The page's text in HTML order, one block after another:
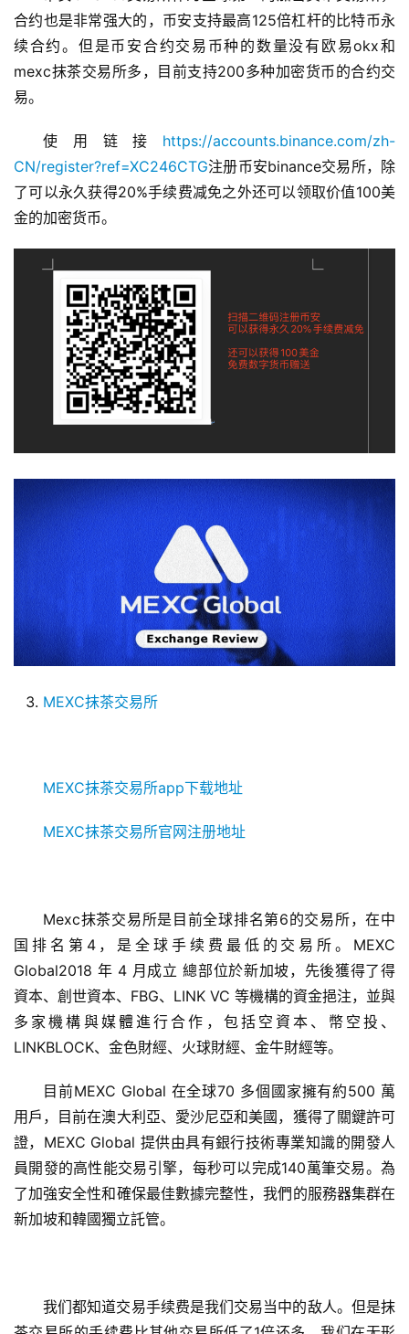
币
圈
行
合约也是非常强大的，币安支持最高125倍杠杆的比特币永
续合约。但是币安合约交易币种的数量没有欧易okx和
mexc抹茶交易所多，目前支持200多种加密货币的合约交
易。
使用链接 https://accounts.binance.com/zh-
CN/register?ref=XC246CTG注册币安binance交易所，除
了可以永久获得20%手续费减免之外还可以领取价值100美
金的加密货币。
MEXC抹茶交易所
MEXC抹茶交易所app下载地址
MEXC抹茶交易所官网注册地址
Mexc抹茶交易所是目前全球排名第6的交易所，在中
国排名第4，是全球手续费最低的交易所。MEXC
Global2018 年 4 月成立 總部位於新加坡，先後獲得了得
資本、創世資本、FBG、LINK VC 等機構的資金挹注，並與
多家機構與媒體進行合作，包括空資本、幣空投、
LINKBLOCK、金色財經、火球財經、金牛財經等。
目前MEXC Global 在全球70 多個國家擁有約500 萬
用戶，目前在澳大利亞、愛沙尼亞和美國，獲得了關鍵許可
證，MEXC Global 提供由具有銀行技術專業知識的開發人
員開發的高性能交易引擎，每秒可以完成140萬筆交易。為
了加強安全性和確保最佳數據完整性，我們的服務器集群在
新加坡和韓國獨立託管。
我们都知道交易手续费是我们交易当中的敌人。但是抹